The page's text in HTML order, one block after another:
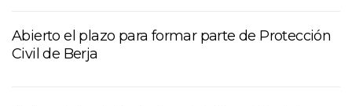
Abierto el plazo para formar parte de Protección
Civil de Berja